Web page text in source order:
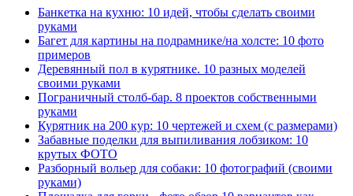
Банкетка на кухню: 10 идей, чтобы сделать своими
руками
Багет для картины на подрамнике/на холсте: 10 фото
примеров
Деревянный пол в курятнике. 10 разных моделей
своими руками
Пограничный столб-бар. 8 проектов собственными
руками
Курятник на 200 кур: 10 чертежей и схем (с размерами)
Забавные поделки для выпиливания лобзиком: 10
крутых ФОТО
Разборный вольер для собаки: 10 фотографий (своими
руками)